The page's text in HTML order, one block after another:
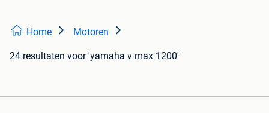
Home Motoren
24 resultaten voor 'yamaha v max 1200'